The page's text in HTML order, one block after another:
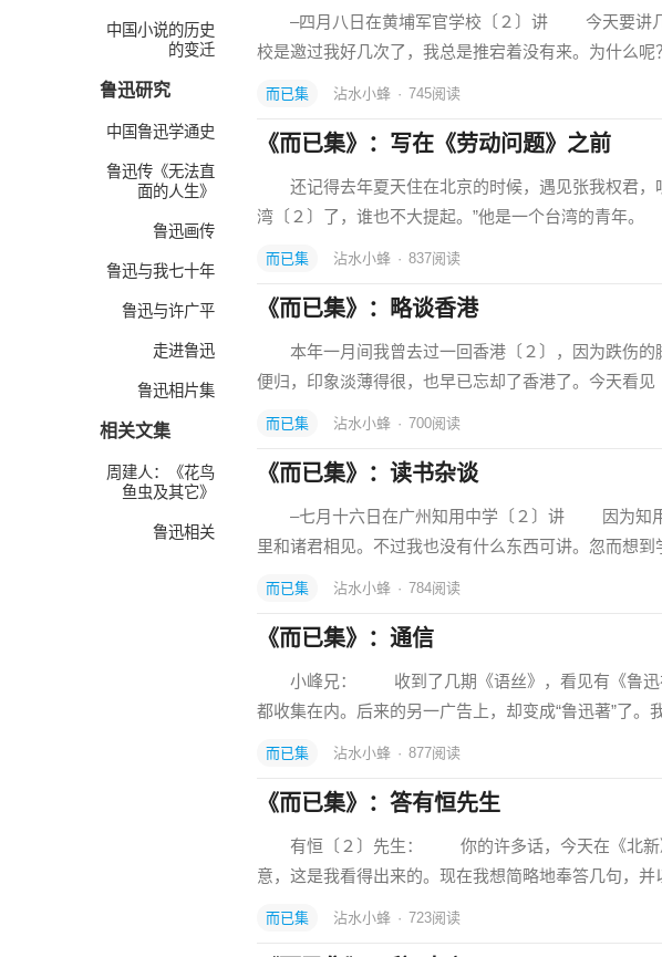
中国小说的历史
的变迁
鲁迅研究
中国鲁迅学通史
鲁迅传《无法直
面的人生》
鲁迅画传
鲁迅与我七十年
鲁迅与许广平
走进鲁迅
鲁迅相片集
相关文集
周建人：《花鸟
鱼虫及其它》
鲁迅相关
–四月八日在黄埔军官学校〔２〕讲 今天要讲几
校是邀过我好几次了，我总是推宕着没有来。为什么
而已集 沾水小蜂 · 745阅读
《而已集》：写在《劳动问题》之前
还记得去年夏天住在北京的时候，遇见张我权君，
湾〔２〕了，谁也不大提起。”他是一个台湾的青
而已集 沾水小蜂 · 837阅读
《而已集》：略谈香港
本年一月间我曾去过一回香港〔２〕，因为跌伤的
便归，印象淡薄得很，也早已忘却了香港了。今天看
而已集 沾水小蜂 · 700阅读
《而已集》：读书杂谈
–七月十六日在广州知用中学〔２〕讲 因为知用
里和诸君相见。不过我也没有什么东西可讲。忽而想
而已集 沾水小蜂 · 784阅读
《而已集》：通信
小峰兄： 收到了几期《语丝》，看见有《鲁迅在
都收集在内。后来的另一广告上，却变成“鲁迅著”了。
而已集 沾水小蜂 · 877阅读
《而已集》：答有恒先生
有恒〔２〕先生： 你的许多话，今天在《北新》
意，这是我看得出来的。现在我想简略地奉答几句，
而已集 沾水小蜂 · 723阅读